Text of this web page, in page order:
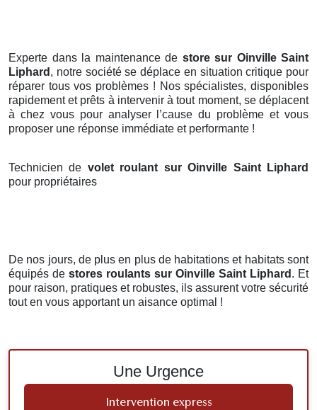
Experte dans la maintenance de store sur Oinville Saint
Liphard , notre société se déplace en situation critique pour
réparer tous vos problèmes ! Nos spécialistes, disponibles
rapidement et prêts à intervenir à tout moment, se déplacent
à chez vous pour analyser l’cause du problème et vous
proposer une réponse immédiate et performante !
Technicien de volet roulant sur Oinville Saint Liphard
pour propriétaires
De nos jours, de plus en plus de habitations et habitats sont
équipés de stores roulants sur Oinville Saint Liphard . Et
pour raison, pratiques et robustes, ils assurent votre sécurité
tout en vous apportant un aisance optimal !
Une Urgence
Intervention express